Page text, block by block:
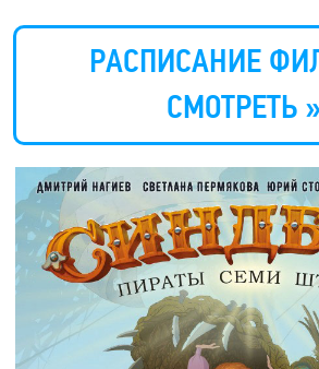
РАСПИСАНИЕ
СМОТРЕТЬ »